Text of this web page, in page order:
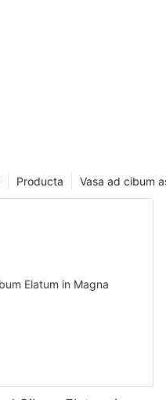
Vasa ad cibum
Producta